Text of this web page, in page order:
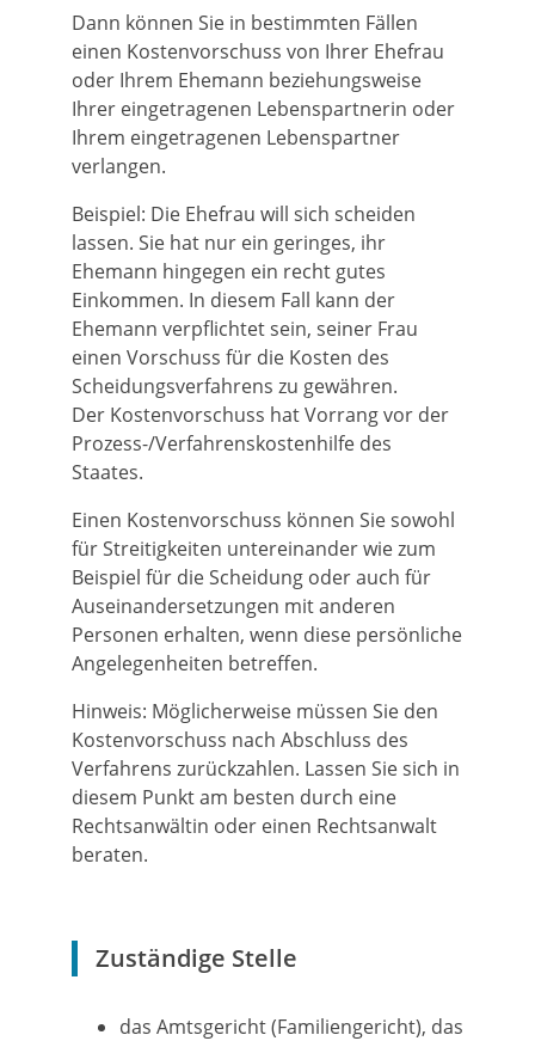
Dann können Sie in bestimmten Fällen
einen Kostenvorschuss von Ihrer Ehefrau
oder Ihrem Ehemann beziehungsweise
Ihrer eingetragenen Lebenspartnerin oder
Ihrem eingetragenen Lebenspartner
verlangen.
Beispiel: Die Ehefrau will sich scheiden
lassen. Sie hat nur ein geringes, ihr
Ehemann hingegen ein recht gutes
Einkommen. In diesem Fall kann der
Ehemann verpflichtet sein, seiner Frau
einen Vorschuss für die Kosten des
Scheidungsverfahrens zu gewähren.
Der Kostenvorschuss hat Vorrang vor der
Prozess-/Verfahrenskostenhilfe des
Staates.
Einen Kostenvorschuss können Sie sowohl
für Streitigkeiten untereinanderwie zum
Beispiel für die Scheidung oder auch für
Auseinandersetzungen mit anderen
Personen erhalten, wenn diese persönliche
Angelegenheiten betreffen.
Hinweis: Möglicherweise müssen Sie den
Kostenvorschuss nach Abschluss des
Verfahrens zurückzahlen. Lassen Sie sich in
diesem Punkt am besten durch eine
Rechtsanwältin oder einen Rechtsanwalt
beraten.
Zuständige Stelle
das Amtsgericht (Familiengericht), das